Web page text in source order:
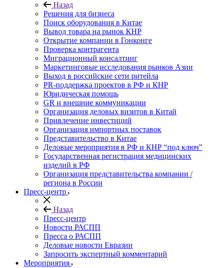
Назад
Решения для бизнеса
Поиск оборудования в Китае
Вывод товара на рынок КНР
Открытие компании в Гонконге
Проверка контрагента
Миграционный консалтинг
Маркетинговые исследования рынков Азии
Выход в российские сети ритейла
PR-поддержка проектов в РФ и КНР
Юридическая помощь
GR и внешние коммуникации
Организация деловых визитов в Китай
Привлечение инвестиций
Организация импортных поставок
Представительство в Китае
Деловые мероприятия в РФ и КНР “под ключ”
Государственная регистрация медицинских
изделий в РФ
Организация представительства компании /
региона в России
Пресс-центр
Назад
Пресс-центр
Новости РАСПП
Пресса о РАСПП
Деловые новости Евразии
Запросить экспертный комментарий
Мероприятия